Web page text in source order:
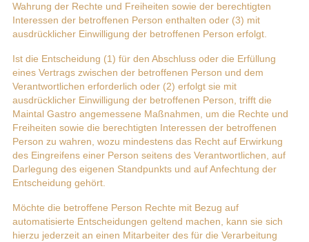
Wahrung der Rechte und Freiheiten sowie der berechtigten
Interessen der betroffenen Person enthalten oder (3) mit
ausdrücklicher Einwilligung der betroffenen Person erfolgt.
Ist die Entscheidung (1) für den Abschluss oder die Erfüllung
eines Vertrags zwischen der betroffenen Person und dem
Verantwortlichen erforderlich oder (2) erfolgt sie mit
ausdrücklicher Einwilligung der betroffenen Person, trifft die
Maintal Gastro angemessene Maßnahmen, um die Rechte und
Freiheiten sowie die berechtigten Interessen der betroffenen
Person zu wahren, wozu mindestens das Recht auf Erwirkung
des Eingreifens einer Person seitens des Verantwortlichen, auf
Darlegung des eigenen Standpunkts und auf Anfechtung der
Entscheidung gehört.
Möchte die betroffene Person Rechte mit Bezug auf
automatisierte Entscheidungen geltend machen, kann sie sich
hierzu jederzeit an einen Mitarbeiter des für die Verarbeitung